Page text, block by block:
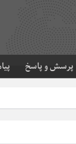
پرسش و پاسخ